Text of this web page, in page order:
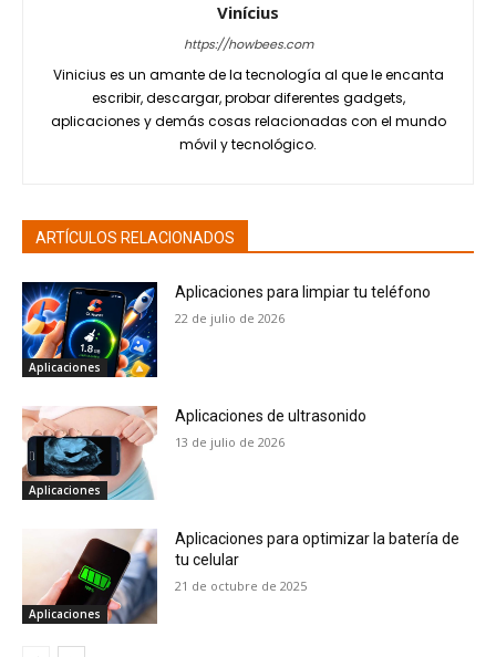
Vinícius
https://howbees.com
Vinicius es un amante de la tecnología al que le encanta
escribir, descargar, probar diferentes gadgets,
aplicaciones y demás cosas relacionadas con el mundo
móvil y tecnológico.
ARTÍCULOS RELACIONADOS
Aplicaciones
Aplicaciones para limpiar tu teléfono
22 de julio de 2026
Aplicaciones
Aplicaciones de ultrasonido
13 de julio de 2026
Aplicaciones
Aplicaciones para optimizar la batería de
tu celular
21 de octubre de 2025